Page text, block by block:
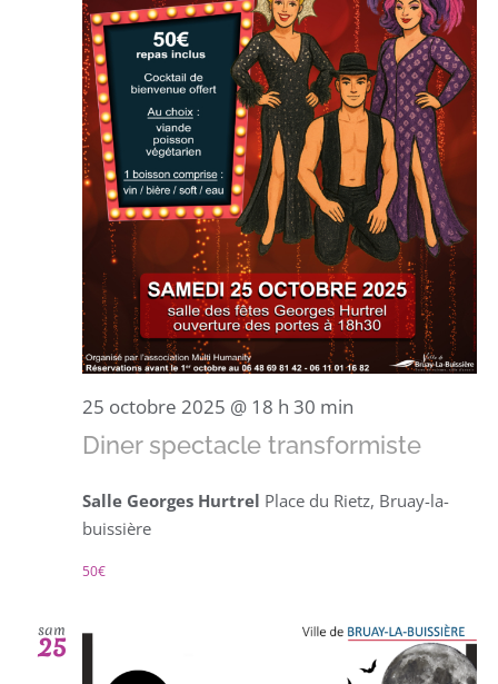
25 octobre 2025 @ 18 h 30 min
Diner spectacle transformiste
Salle Georges Hurtrel Place du Rietz, Bruay-la-
buissière
50€
sam
25